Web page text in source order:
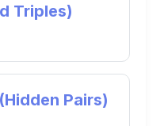
Triples)
Pairs)